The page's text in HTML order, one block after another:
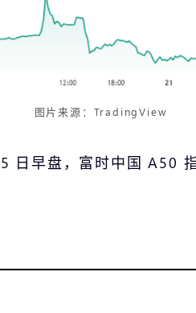
图片来源：TradingView
早盘，富时中国 A50